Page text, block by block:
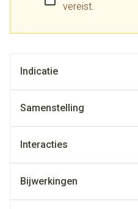
vereist.
Indicatie
Samenstelling
Interacties
Bijwerkingen